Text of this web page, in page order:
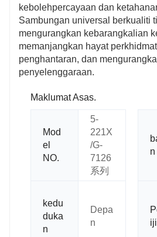
kebolehpercayaan dan
Sambungan universal berkualiti
mengurangkan kebarangkalian
memanjangkan hayat
penghantaran, dan
penyelenggaraan.
Maklumat Asas.
Mod
el
NO.
5-
221X
/G-
7126
系列
n
kedu
duka
n
Depa
n